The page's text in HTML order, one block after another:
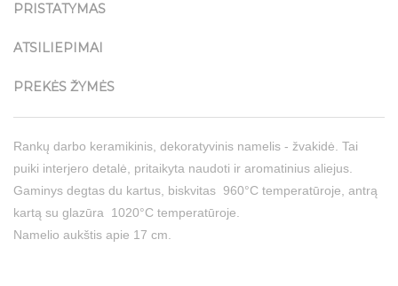
PRISTATYMAS
ATSILIEPIMAI
PREKĖS ŽYMĖS
Rankų darbo keramikinis, dekoratyvinis namelis - žvakidė. Tai
puiki interjero detalė, pritaikyta naudoti ir aromatinius aliejus.
Gaminys degtas du kartus, biskvitas 960°C temperatūroje, antrą
kartą su glazūra 1020°C temperatūroje.
Namelio aukštis apie 17 cm.